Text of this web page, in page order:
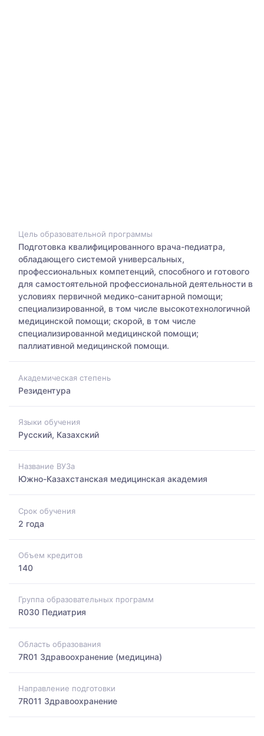
Цель образовательной программы
Подготовка квалифицированного врача-педиатра,
обладающего системой универсальных,
профессиональных компетенций, способного и готового
для самостоятельной профессиональной деятельности в
условиях первичной медико-санитарной помощи;
специализированной, в том числе высокотехнологичной
медицинской помощи; скорой, в том числе
специализированной медицинской помощи;
паллиативной медицинской помощи.
Академическая степень
Резидентура
Языки обучения
Русский, Казахский
Название ВУЗа
Южно-Казахстанская медицинская академия
Срок обучения
2 года
Объем кредитов
140
Группа образовательных программ
R030 Педиатрия
Область образования
7R01 Здравоохранение (медицина)
Направление подготовки
7R011 Здравоохранение